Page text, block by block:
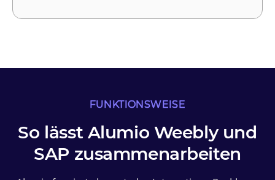
FUNKTIONSWEISE
So lässt Alumio Weebly und
SAP zusammenarbeiten